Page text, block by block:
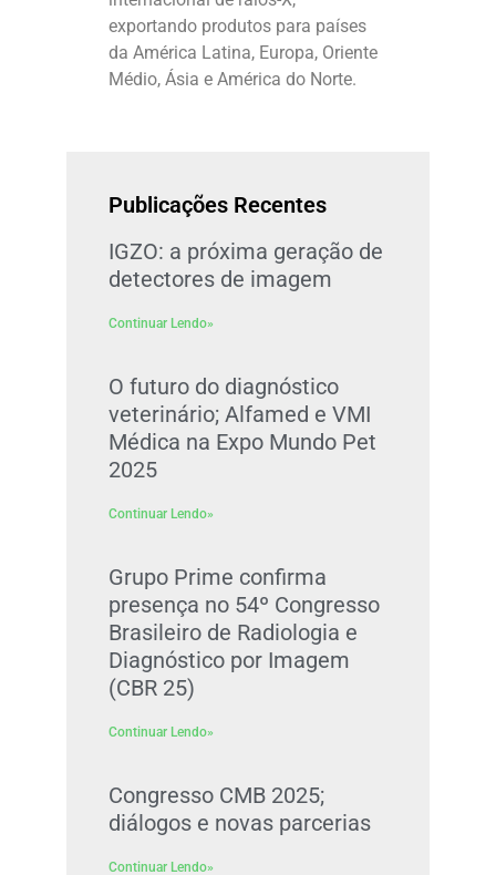
exportando produtos para países
da América Latina, Europa, Oriente
Médio, Ásia e América do Norte.
Publicações Recentes
IGZO: a próxima geração de
detectores de imagem
Continuar Lendo»
O futuro do diagnóstico
veterinário; Alfamed e VMI
Médica na Expo Mundo Pet
2025
Continuar Lendo»
Grupo Prime confirma
presença no 54º Congresso
Brasileiro de Radiologia e
Diagnóstico por Imagem
(CBR 25)
Continuar Lendo»
Congresso CMB 2025;
diálogos e novas parcerias
Continuar Lendo»